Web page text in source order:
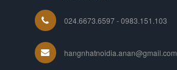
024.6673.6597 - 0983.151.103
hangnhatnoidia.anan@gmail.com